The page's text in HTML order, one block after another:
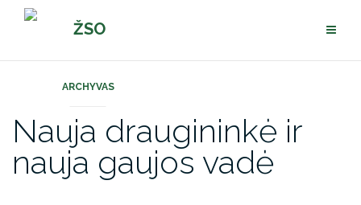
Pereiti
ŽSO
ARCHYVAS
Nauja draugininkė ir
nauja gaujos vadė